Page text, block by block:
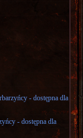
- dostępna dla
- dostępna dla